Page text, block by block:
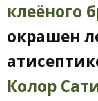
клеёного
окрашен
Колор